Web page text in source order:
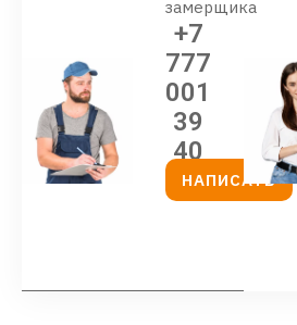
замерщика
+7
777
001
39
40
НАПИСАТЬ